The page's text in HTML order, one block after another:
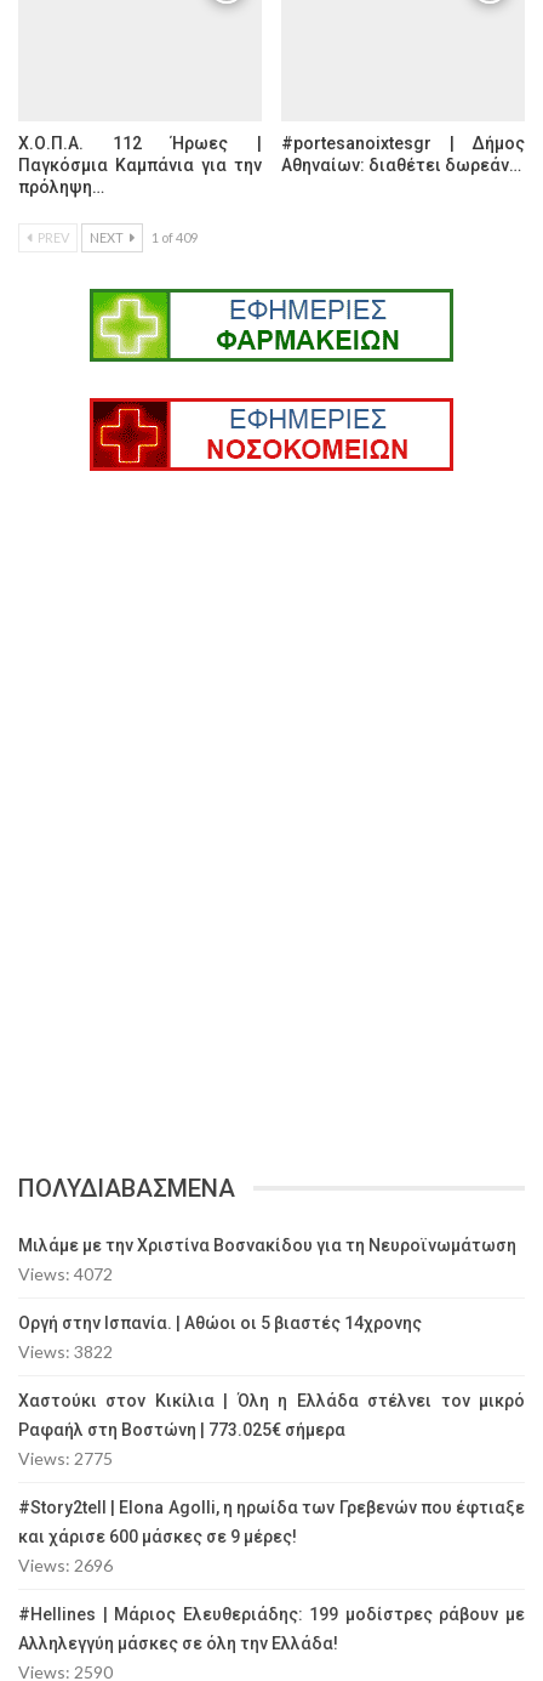
Χ.Ο.Π.Α. 112 Ήρωες |
Παγκόσμια Καμπάνια για την
πρόληψη…
#portesanoixtesgr | Δήμος
Αθηναίων: διαθέτει δωρεάν…
PREV NEXT 1 of 409
ΠΟΛΥΔΙΑΒΑΣΜΕΝΑ
Μιλάμε με την Χριστίνα Βοσνακίδου για τη Νευροϊνωμάτωση
Views: 4072
Οργή στην Ισπανία. | Αθώοι οι 5 βιαστές 14χρονης
Views: 3822
Χαστούκι στον Κικίλια | Όλη η Ελλάδα στέλνει τον μικρό
Ραφαήλ στη Βοστώνη | 773.025€ σήμερα
Views: 2775
#Story2tell | Elona Agolli, η ηρωίδα των Γρεβενών που έφτιαξε
και χάρισε 600 μάσκες σε 9 μέρες!
Views: 2696
#Hellines | Μάριος Ελευθεριάδης: 199 μοδίστρες ράβουν με
Αλληλεγγύη μάσκες σε όλη την Ελλάδα!
Views: 2590